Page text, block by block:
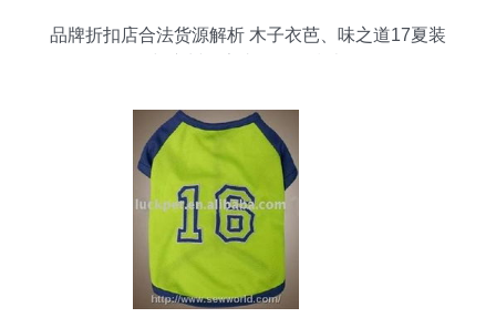
品牌折扣店合法货源解析 木子衣芭、味之道17夏装